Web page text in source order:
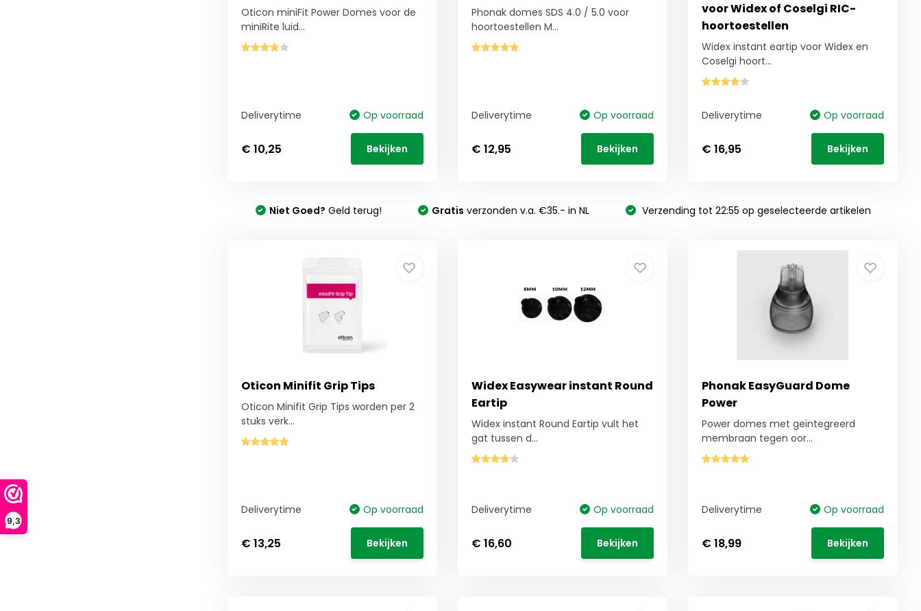
9,3
Oticon miniFit Power Domes voor de
miniRite luid...
Deliverytime Op voorraad
€ 10,25 Bekijken
Phonak domes SDS 4.0 / 5.0 voor
hoortoestellen M...
Deliverytime Op voorraad
€ 12,95 Bekijken
voor Widex of Coselgi RIC-
hoortoestellen
Widex instant eartip voor Widex en
Coselgi hoort...
Deliverytime Op voorraad
€ 16,95 Bekijken
Niet Goed? Geld terug! Gratis verzonden v.a. €35.- in NL Verzending tot 22:55 op geselecteerde artikelen
Oticon Minifit Grip Tips
Oticon Minifit Grip Tips worden per 2
stuks verk...
Deliverytime Op voorraad
€ 13,25 Bekijken
Widex Easywear instant Round
Eartip
Widex instant Round Eartip vult het
gat tussen d...
Deliverytime Op voorraad
€ 16,60 Bekijken
Phonak EasyGuard Dome
Power
Power domes met geïntegreerd
membraan tegen oor...
Deliverytime Op voorraad
€ 18,99 Bekijken